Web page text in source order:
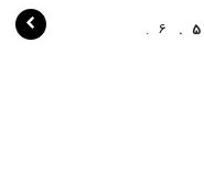
پ
5
6